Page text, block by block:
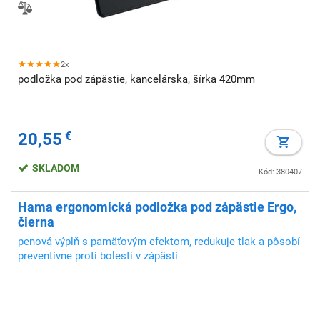
2x
podložka pod zápästie, kancelárska, šírka 420mm
20,55 €
Kód: 380407
SKLADOM
Hama ergonomická podložka pod zápästie Ergo,
čierna
penová výplň s pamäťovým efektom, redukuje tlak a pôsobí
preventívne proti bolesti v zápästí